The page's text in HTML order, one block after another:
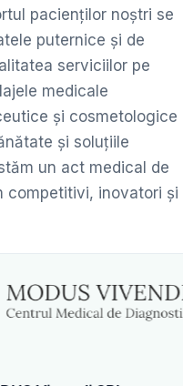
pacienților noștri se
puternice și de
serviciilor pe
medicale
și cosmetologice
și soluțiile
un act medical de
competitivi, inovatori și